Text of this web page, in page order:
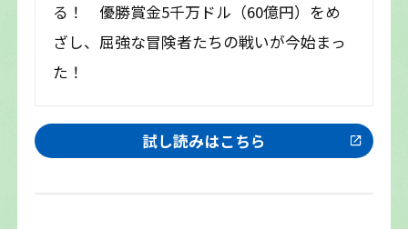
る！ 優勝賞金5千万ドル（60億円）をめ
ざし、屈強な冒険者たちの戦いが今始まっ
た！
試し読みはこちら